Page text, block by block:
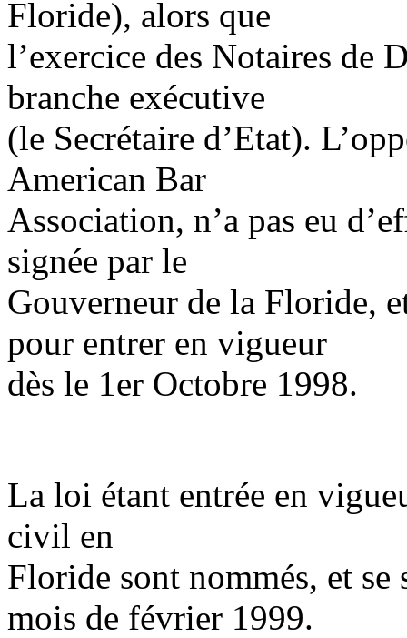
Floride), alors que
l’exercice des Notaires de
branche exécutive
(le Secrétaire d’Etat).
American Bar
Association, n’a pas eu
signée par le
Gouverneur de la Floride,
pour entrer en vigueur
dès le 1er Octobre 1998.
La loi étant entrée en
civil en
Floride sont nommés, et
mois de février 1999.